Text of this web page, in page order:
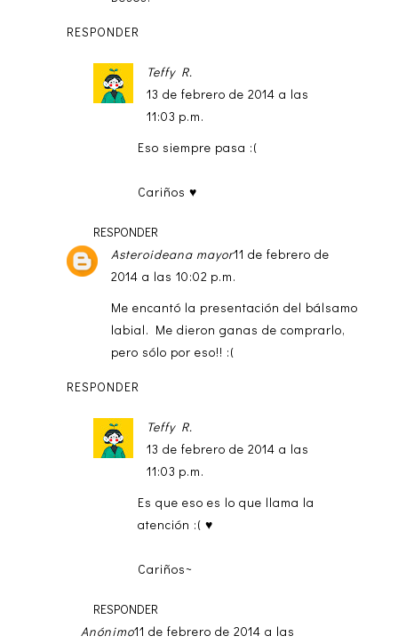
RESPONDER
Teffy R.
13 de febrero de 2014 a las
11:03 p.m.
Eso siempre pasa :(
Cariños ♥
RESPONDER
Asteroideana mayor11 de febrero de
2014 a las 10:02 p.m.
Me encantó la presentación del bálsamo
labial. Me dieron ganas de comprarlo,
pero sólo por eso!! :(
RESPONDER
Teffy R.
13 de febrero de 2014 a las
11:03 p.m.
Es que eso es lo que llama la
atención :( ♥
Cariños~
RESPONDER
Anónimo11 de febrero de 2014 a las